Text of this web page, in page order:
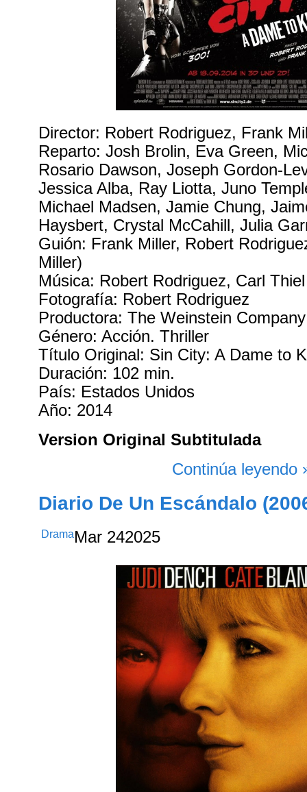
Director: Robert Rodriguez, Frank
Reparto: Josh Brolin, Eva Green,
Rosario Dawson, Joseph Gordon-
Jessica Alba, Ray Liotta, Juno
Michael Madsen, Jamie Chung,
Haysbert, Crystal McCahill, Julia
Guión: Frank Miller, Robert
Miller)
Música: Robert Rodriguez, Carl Thiel
Fotografía: Robert Rodriguez
Productora: The Weinstein
Género: Acción. Thriller
Título Original: Sin City: A Dame to
Duración: 102 min.
País: Estados Unidos
Año: 2014
Version Original Subtitulada
Continúa leyendo
Diario De Un Escándalo
Drama Mar 242025